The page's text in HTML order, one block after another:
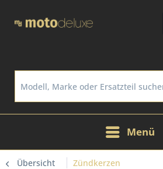
Menü
Übersicht Zündkerzen